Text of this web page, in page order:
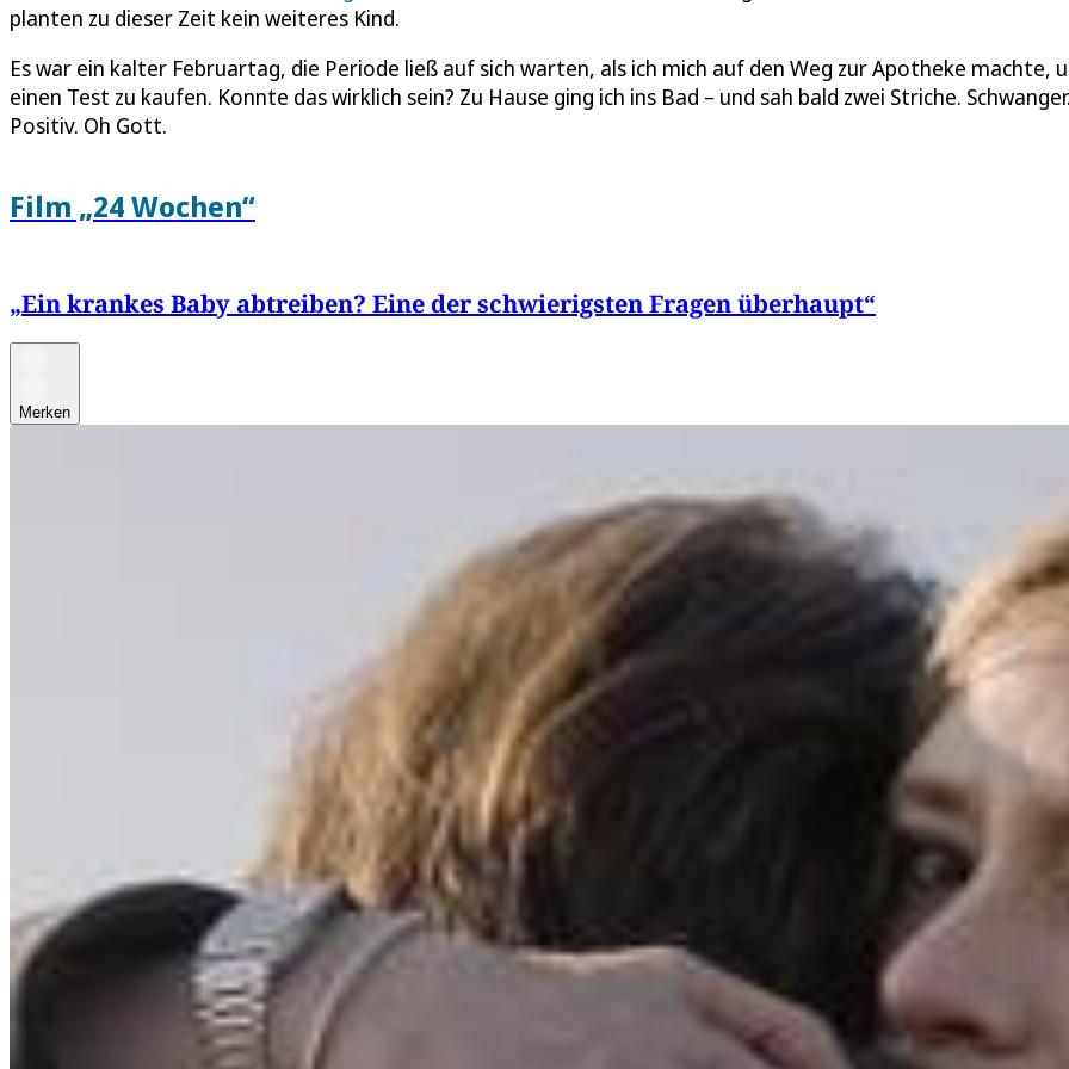
planten zu dieser Zeit kein weiteres Kind.
Es war ein kalter Februartag, die Periode ließ auf sich warten, als ich mich auf den Weg zur Apotheke machte,
einen Test zu kaufen. Konnte das wirklich sein? Zu Hause ging ich ins Bad – und sah bald zwei Striche.
Positiv. Oh Gott.
Film „24 Wochen“
„Ein krankes Baby abtreiben? Eine der schwierigsten Fragen überhaupt“
Merken